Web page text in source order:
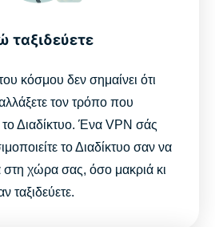
ταξιδεύετε
κόσμου δεν σημαίνει ότι
τον τρόπο που
το Διαδίκτυο. Ένα VPN σάς
το Διαδίκτυο σαν να
στη χώρα σας, όσο μακριά κι
ταξιδεύετε.